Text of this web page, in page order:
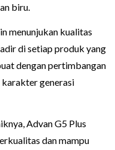
biru.
menunjukan kualitas
di setiap produk yang
dengan pertimbangan
karakter generasi
Advan G5 Plus
dan mampu